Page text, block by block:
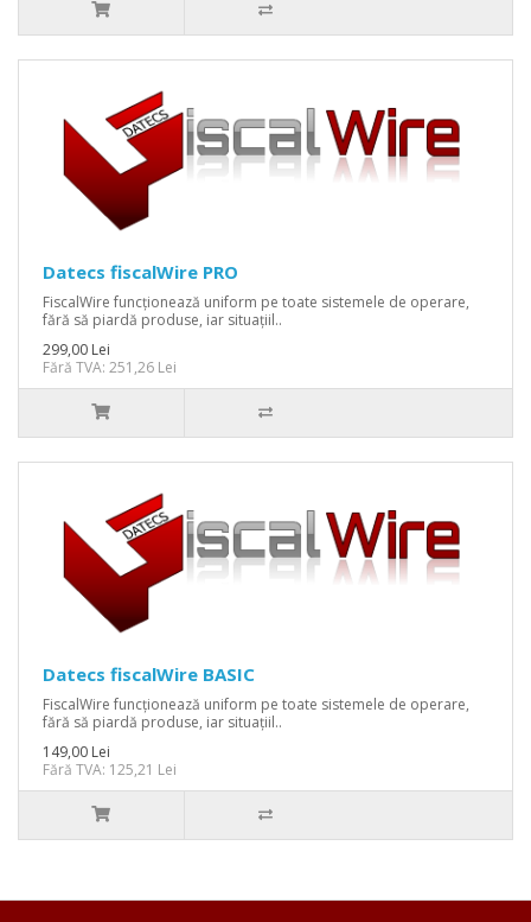
Datecs fiscalWire PRO
FiscalWire funcționează uniform pe toate sistemele de operare,
fără să piardă produse, iar situațiil..
299,00 Lei
Fără TVA: 251,26 Lei
Datecs fiscalWire BASIC
FiscalWire funcționează uniform pe toate sistemele de operare,
fără să piardă produse, iar situațiil..
149,00 Lei
Fără TVA: 125,21 Lei